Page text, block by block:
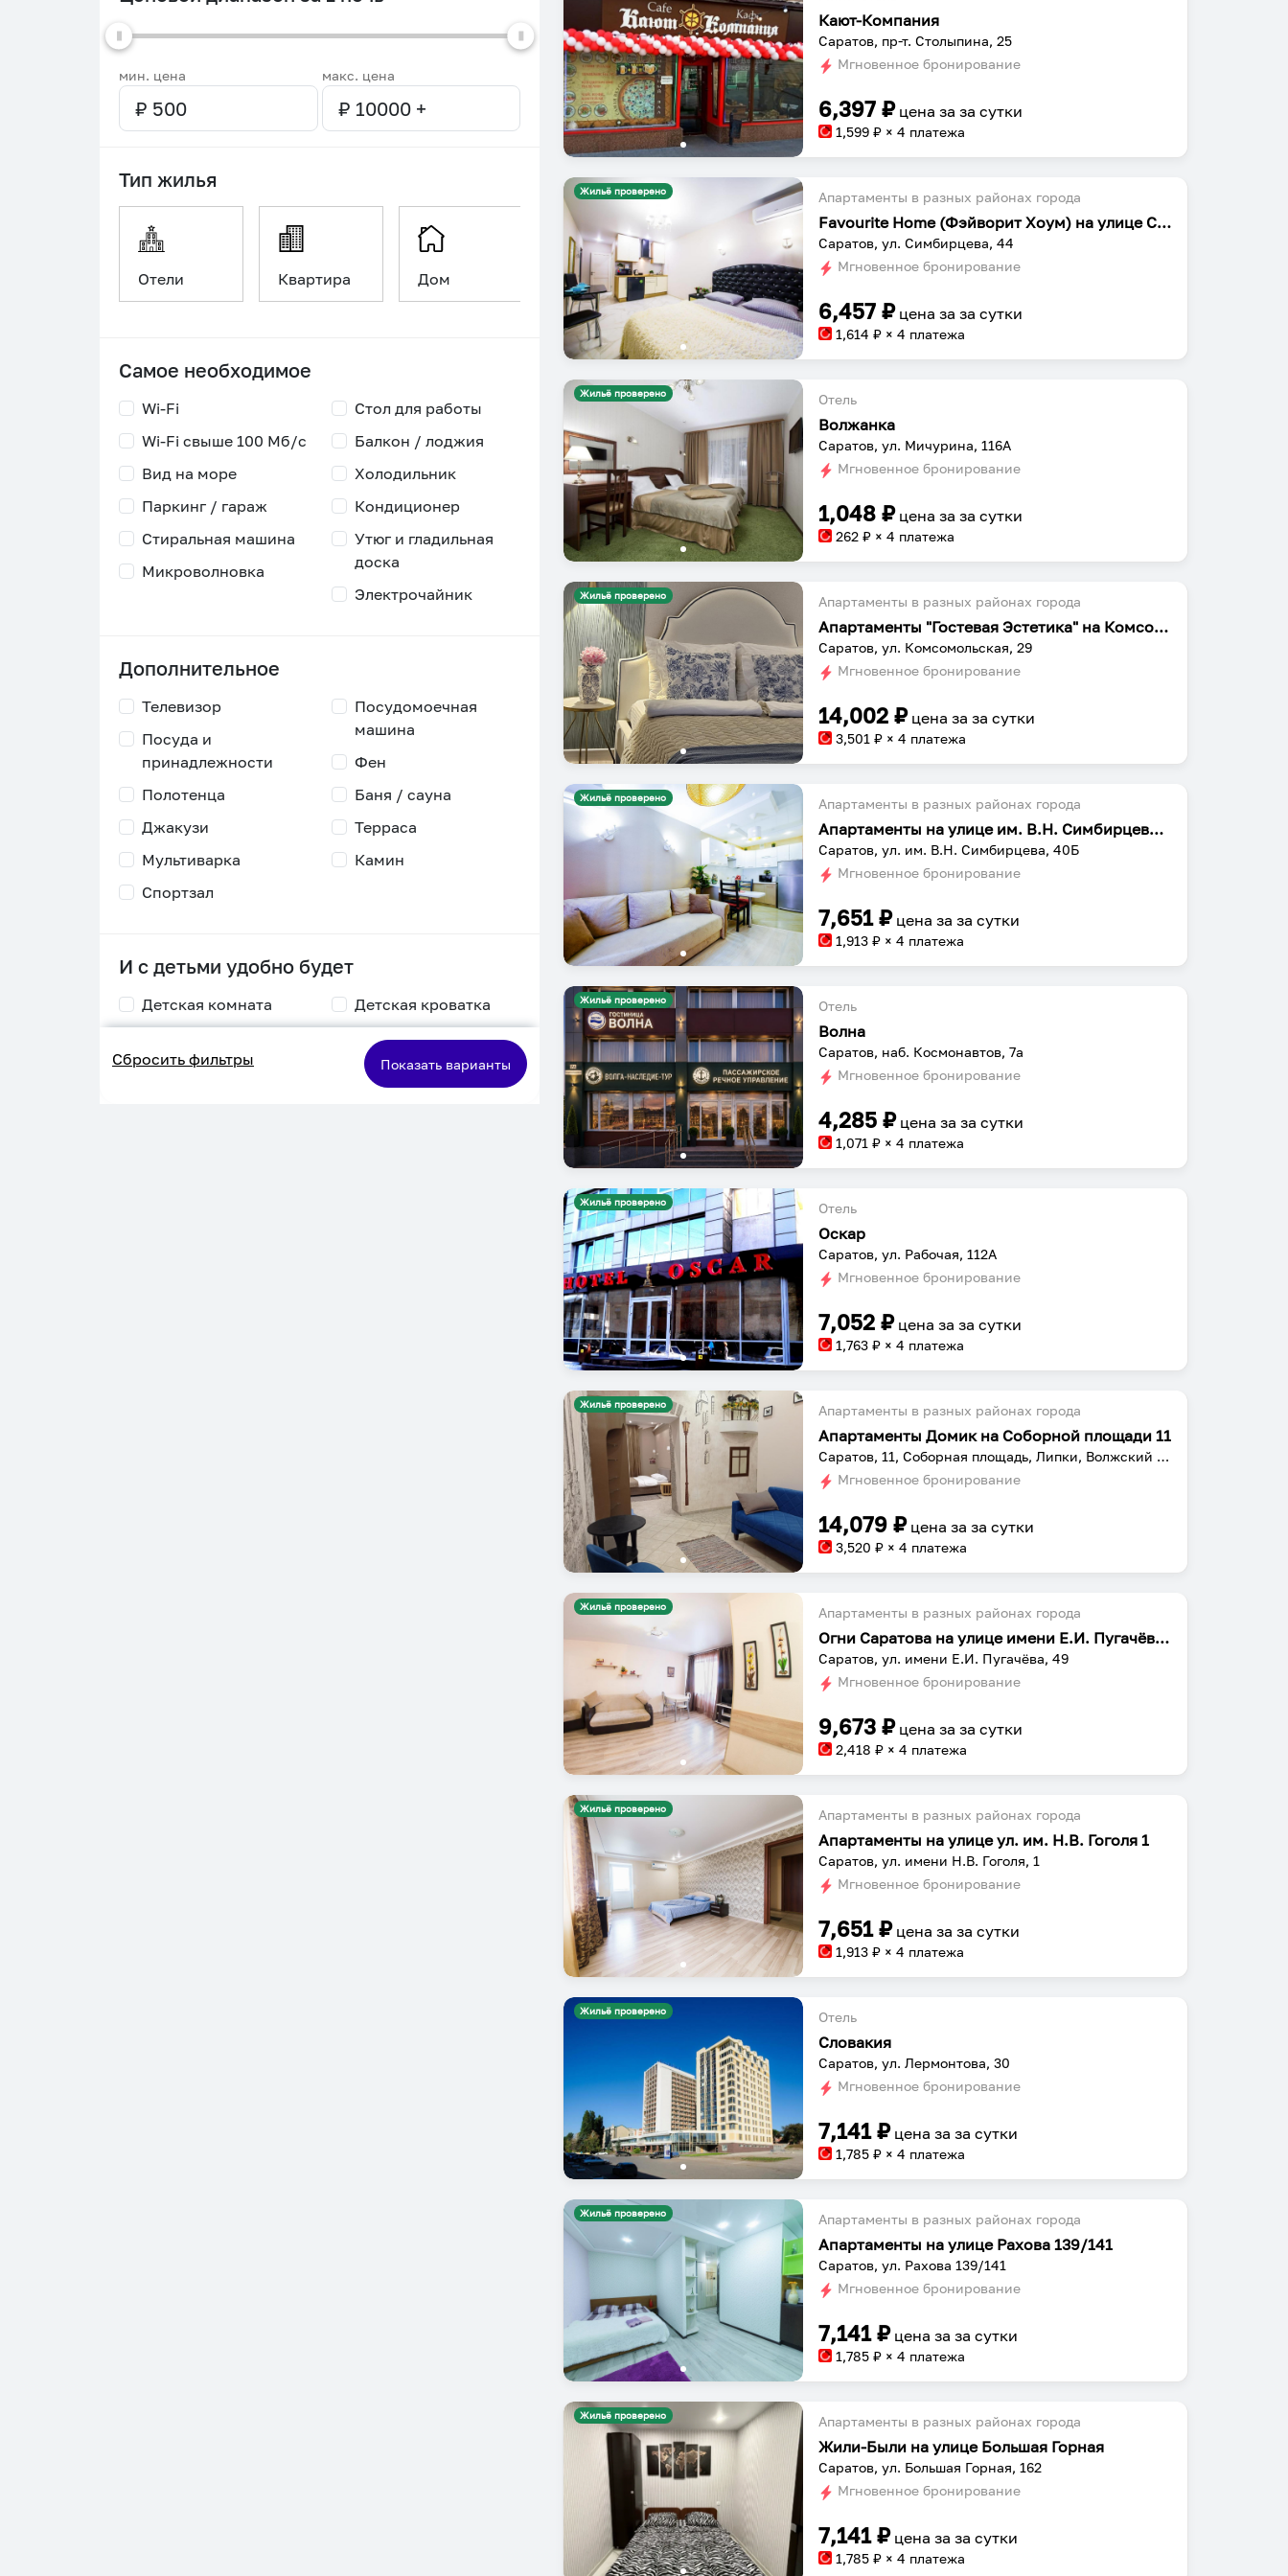
мин. цена макс. цена
Тип жилья
Отели Квартира Дом Уникальное
Самое необходимое
Wi-Fi
Wi-Fi свыше 100 Мб/с
Стол для работы
Балкон / лоджия
Вид на море
Паркинг / гараж
Холодильник
Кондиционер
Стиральная машина
Микроволновка
Утюг и гладильная
доска
Электрочайник
Дополнительное
Телевизор
Посуда и
принадлежности
Посудомоечная
машина
Фен
Полотенца
Джакузи
Баня / сауна
Терраса
Мультиварка
Спортзал
Камин
И с детьми удобно будет
Детская комната
кормления
Детская кроватка
Двухъярусная
кровать
Сбросить фильтры Показать варианты
Кают-Компания
Саратов, пр-т. Столыпина, 25
Мгновенное бронирование
6,397 ₽ цена заза сутки
1,599 ₽ × 4 платежа
Жильё проверено Апартаменты в разных районах города
Favourite Home (Фэйворит Хоум) на улице Симбирцева 44
Саратов, ул. Симбирцева, 44
Мгновенное бронирование
6,457 ₽ цена заза сутки
1,614 ₽ × 4 платежа
Жильё проверено Отель
Волжанка
Саратов, ул. Мичурина, 116А
Мгновенное бронирование
1,048 ₽ цена заза сутки
262 ₽ × 4 платежа
Жильё проверено Апартаменты в разных районах города
Апартаменты "Гостевая Эстетика" на Комсомольской
Саратов, ул. Комсомольская, 29
Мгновенное бронирование
14,002 ₽ цена заза сутки
3,501 ₽ × 4 платежа
Жильё проверено Апартаменты в разных районах города
Апартаменты на улице им. В.Н. Симбирцева 40Б
Саратов, ул. им. В.Н. Симбирцева, 40Б
Мгновенное бронирование
7,651₽ цена заза сутки
1,913 ₽ × 4 платежа
Жильё проверено Отель
Волна
Саратов, наб. Космонавтов, 7а
Мгновенное бронирование
4,285 ₽ цена заза сутки
1,071 ₽ × 4 платежа
Жильё проверено Отель
Оскар
Саратов, ул. Рабочая, 112А
Мгновенное бронирование
7,052 ₽ цена заза сутки
1,763 ₽ × 4 платежа
Жильё проверено Апартаменты в разных районах города
Апартаменты Домик на Соборной площади 11
Саратов, 11, Соборная площадь, Липки, Волжский район, Саратов, городской округ Саратов, Саратовская область, Приволжский федеральный округ, 410000, Россия
Мгновенное бронирование
14,079 ₽ цена заза сутки
3,520 ₽ × 4 платежа
Жильё проверено Апартаменты в разных районах города
Огни Саратова на улице имени Е.И. Пугачёва 49
Саратов, ул. имени Е.И. Пугачёва, 49
Мгновенное бронирование
9,673 ₽ цена заза сутки
2,418 ₽ × 4 платежа
Жильё проверено Апартаменты в разных районах города
Апартаменты на улице ул. им. Н.В. Гоголя 1
Саратов, ул. имени Н.В. Гоголя, 1
Мгновенное бронирование
7,651₽ цена заза сутки
1,913 ₽ × 4 платежа
Жильё проверено Отель
Словакия
Саратов, ул. Лермонтова, 30
Мгновенное бронирование
7,141₽ цена заза сутки
1,785 ₽ × 4 платежа
Жильё проверено Апартаменты в разных районах города
Апартаменты на улице Рахова 139/141
Саратов, ул. Рахова 139/141
Мгновенное бронирование
7,141₽ цена заза сутки
1,785 ₽ × 4 платежа
Жильё проверено Апартаменты в разных районах города
Жили-Были на улице Большая Горная
Саратов, ул. Большая Горная, 162
Мгновенное бронирование
7,141₽ цена заза сутки
1,785 ₽ × 4 платежа